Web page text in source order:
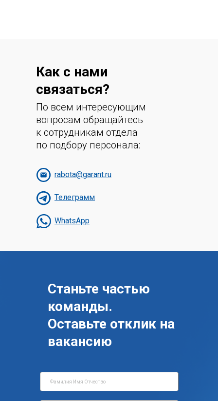
Как с нами
связаться?
По всем интересующим
вопросам обращайтесь
к сотрудникам отдела
по подбору персонала:
rabota@garant.ru
Телеграмм
WhatsApp
Станьте частью
команды.
Оставьте отклик на
вакансию